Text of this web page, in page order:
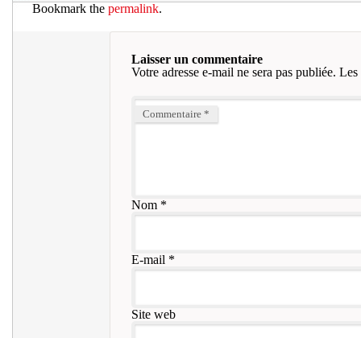
Bookmark the permalink.
Laisser un commentaire
Votre adresse e-mail ne sera pas publiée. Les
Commentaire *
Nom*
E-mail *
Site web